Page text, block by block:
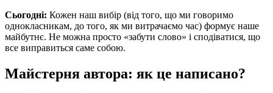
Сьогодні: Кожен наш вибір (від того, що ми говоримо
однокласникам, до того, як ми витрачаємо час) формує наше
майбутнє. Не можна просто «забути слово» і сподіватися, що
все виправиться саме собою.
Майстерня автора: як це написано?